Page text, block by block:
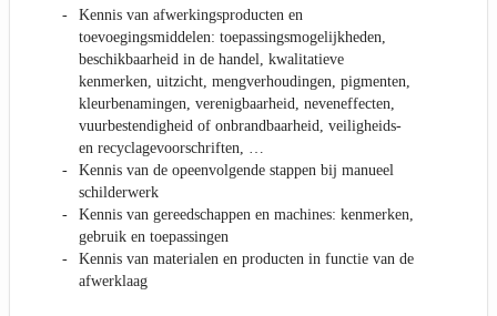
Kennis van afwerkingsproducten en
toevoegingsmiddelen: toepassingsmogelijkheden,
beschikbaarheid in de handel, kwalitatieve
kenmerken, uitzicht, mengverhoudingen, pigmenten,
kleurbenamingen, verenigbaarheid, neveneffecten,
vuurbestendigheid of onbrandbaarheid, veiligheids-
en recyclagevoorschriften, …
Kennis van de opeenvolgende stappen bij manueel
schilderwerk
Kennis van gereedschappen en machines: kenmerken,
gebruik en toepassingen
Kennis van materialen en producten in functie van de
afwerklaag